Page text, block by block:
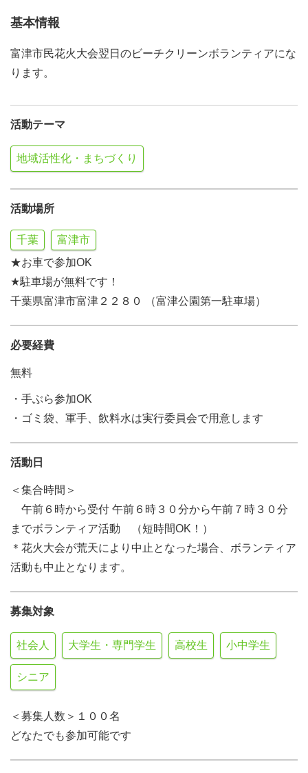
基本情報
富津市民花火大会翌日のビーチクリーンボランティアにな
ります。
活動テーマ
地域活性化・まちづくり
活動場所
千葉
富津市
★お車で参加OK
★駐車場が無料です！
千葉県富津市富津２２８０ （富津公園第一駐車場）
必要経費
無料
・手ぶら参加OK
・ゴミ袋、軍手、飲料水は実行委員会で用意します
活動日
＜集合時間＞
午前６時から受付 午前６時３０分から午前７時３０分
までボランティア活動 （短時間OK！）
＊花火大会が荒天により中止となった場合、ボランティア
活動も中止となります。
募集対象
社会人 大学生・専門学生 高校生 小中学生
シニア
＜募集人数＞１００名
どなたでも参加可能です